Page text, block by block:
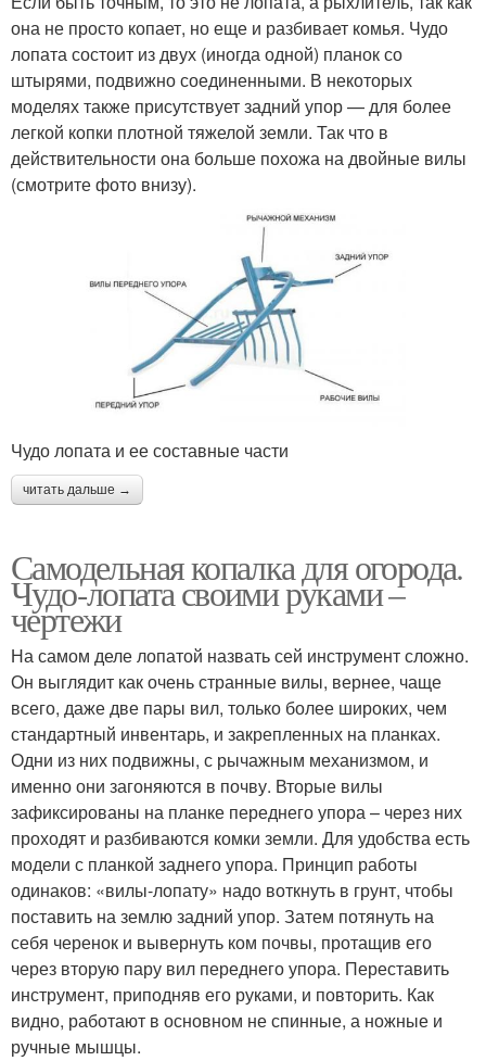
она не просто копает, но еще и разбивает комья. Чудо
лопата состоит из двух (иногда одной) планок со
штырями, подвижно соединенными. В некоторых
моделях также присутствует задний упор — для более
легкой копки плотной тяжелой земли. Так что в
действительности она больше похожа на двойные вилы
(смотрите фото внизу).
Чудо лопата и ее составные части
читать дальше →
Самодельная копалка для огорода.
Чудо-лопата своими руками –
чертежи
На самом деле лопатой назвать сей инструмент сложно.
Он выглядит как очень странные вилы, вернее, чаще
всего, даже две пары вил, только более широких, чем
стандартный инвентарь, и закрепленных на планках.
Одни из них подвижны, с рычажным механизмом, и
именно они загоняются в почву. Вторые вилы
зафиксированы на планке переднего упора – через них
проходят и разбиваются комки земли. Для удобства есть
модели с планкой заднего упора. Принцип работы
одинаков: «вилы-лопату» надо воткнуть в грунт, чтобы
поставить на землю задний упор. Затем потянуть на
себя черенок и вывернуть ком почвы, протащив его
через вторую пару вил переднего упора. Переставить
инструмент, приподняв его руками, и повторить. Как
видно, работают в основном не спинные, а ножные и
ручные мышцы.